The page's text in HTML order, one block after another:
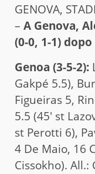
GENOVA,
– A Genova,
(0-0, 1-1)
Genoa (3-5-2):
Gakpé 5.5),
Figueiras 5,
5.5 (45′ st
st Perotti 6),
4 De Maio, 16
Cissokho). All.: